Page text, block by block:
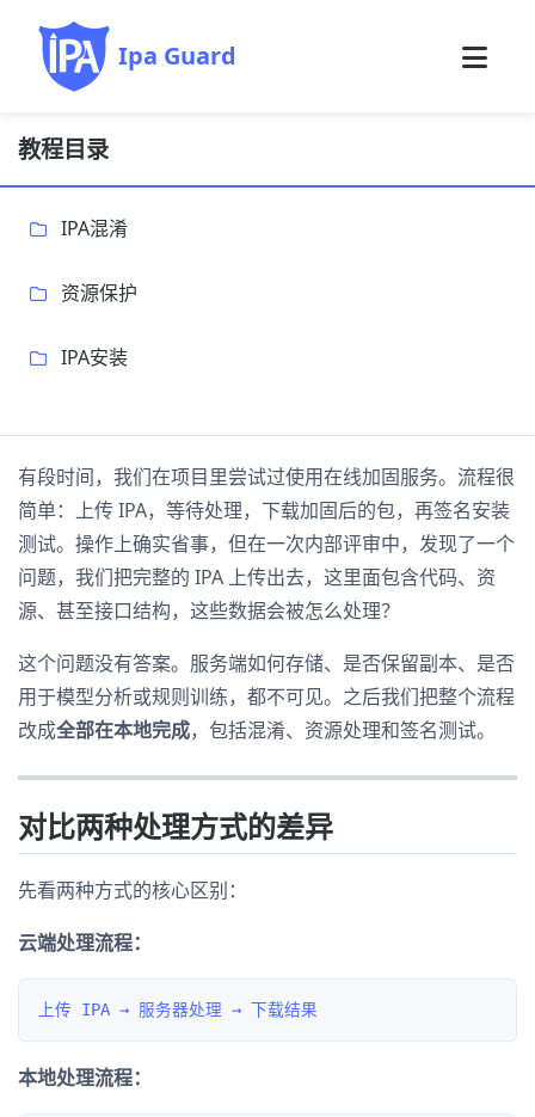
Ipa Guard
教程目录
IPA混淆
资源保护
IPA安装
有段时间，我们在项目里尝试过使用在线加固服务。流程很
简单：上传 IPA，等待处理，下载加固后的包，再签名安装
测试。操作上确实省事，但在一次内部评审中，发现了一个
问题，我们把完整的 IPA 上传出去，这里面包含代码、资
源、甚至接口结构，这些数据会被怎么处理？
这个问题没有答案。服务端如何存储、是否保留副本、是否
用于模型分析或规则训练，都不可见。之后我们把整个流程
改成全部在本地完成，包括混淆、资源处理和签名测试。
对比两种处理方式的差异
先看两种方式的核心区别：
云端处理流程：
本地处理流程：